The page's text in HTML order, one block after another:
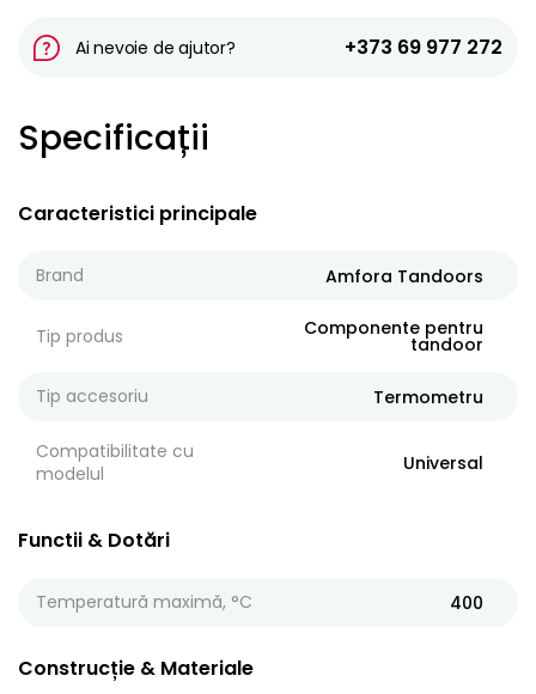
Ai nevoie de ajutor? +373 69 977 272
Specificații
Caracteristici principale
Brand Amfora Tandoors
Tip produs Componente pentru
tandoor
Tip accesoriu Termometru
Compatibilitate cu
modelul
Universal
Functii & Dotări
Temperatură maximă, °C 400
Construcție & Materiale